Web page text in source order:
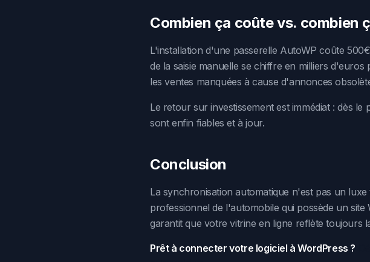
Combien ça coûte vs. combien
L'installation d'une passerelle AutoWP coûte
de la saisie manuelle se chiffre en milliers
les ventes manquées à cause d'annonces
Le retour sur investissement est immédiat : dès
sont enfin fiables et à jour.
Conclusion
La synchronisation automatique n'est pas un
professionnel de l'automobile qui possède un
garantit que votre vitrine en ligne reflète toujours
Prêt à connecter votre logiciel à WordPress ?